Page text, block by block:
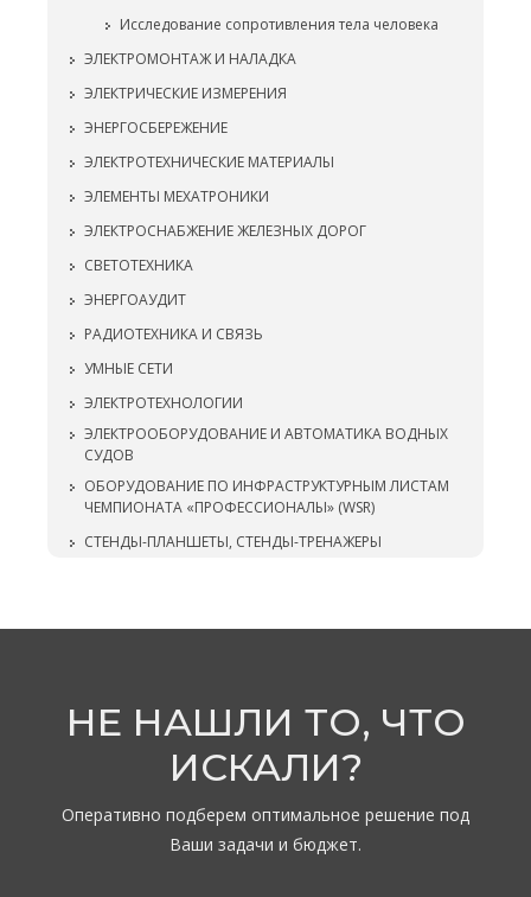
Исследование сопротивления тела человека
ЭЛЕКТРОМОНТАЖ И НАЛАДКА
ЭЛЕКТРИЧЕСКИЕ ИЗМЕРЕНИЯ
ЭНЕРГОСБЕРЕЖЕНИЕ
ЭЛЕКТРОТЕХНИЧЕСКИЕ МАТЕРИАЛЫ
ЭЛЕМЕНТЫ МЕХАТРОНИКИ
ЭЛЕКТРОСНАБЖЕНИЕ ЖЕЛЕЗНЫХ ДОРОГ
СВЕТОТЕХНИКА
ЭНЕРГОАУДИТ
РАДИОТЕХНИКА И СВЯЗЬ
УМНЫЕ СЕТИ
ЭЛЕКТРОТЕХНОЛОГИИ
ЭЛЕКТРООБОРУДОВАНИЕ И АВТОМАТИКА ВОДНЫХ
СУДОВ
ОБОРУДОВАНИЕ ПО ИНФРАСТРУКТУРНЫМ ЛИСТАМ
ЧЕМПИОНАТА «ПРОФЕССИОНАЛЫ» (WSR)
СТЕНДЫ-ПЛАНШЕТЫ, СТЕНДЫ-ТРЕНАЖЕРЫ
НЕ НАШЛИ ТО, ЧТО
ИСКАЛИ?
Оперативно подберем оптимальное решение под
Ваши задачи и бюджет.